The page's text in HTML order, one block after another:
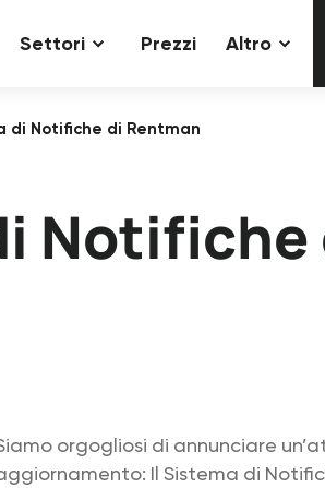
Settori Prezzi Altro
di Notifiche di Rentman
Notifiche
orgogliosi di annunciare
Il Sistema di